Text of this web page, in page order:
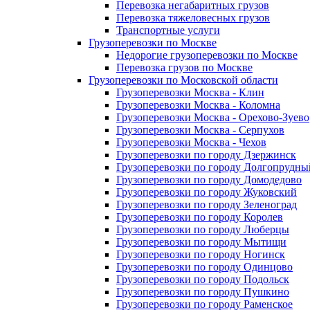
Перевозка негабаритных грузов
Перевозка тяжеловесных грузов
Транспортные услуги
Грузоперевозки по Москве
Недорогие грузоперевозки по Москве
Перевозка грузов по Москве
Грузоперевозки по Московской области
Грузоперевозки Москва - Клин
Грузоперевозки Москва - Коломна
Грузоперевозки Москва - Орехово-Зуево
Грузоперевозки Москва - Серпухов
Грузоперевозки Москва - Чехов
Грузоперевозки по городу Дзержинск
Грузоперевозки по городу
Грузоперевозки по городу Домодедово
Грузоперевозки по городу Жуковский
Грузоперевозки по городу Зеленоград
Грузоперевозки по городу Королев
Грузоперевозки по городу Люберцы
Грузоперевозки по городу Мытищи
Грузоперевозки по городу Ногинск
Грузоперевозки по городу Одинцово
Грузоперевозки по городу Подольск
Грузоперевозки по городу Пушкино
Грузоперевозки по городу Раменское